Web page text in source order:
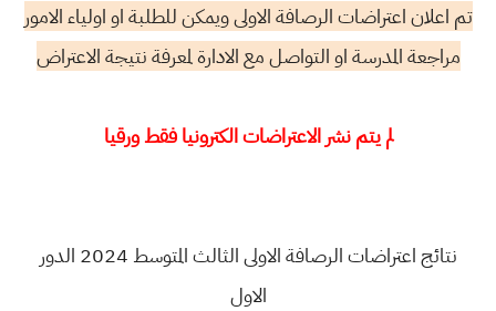
تم اعلان اعتراضات الرصافة الاولى ويمكن للطلبة او اولياء الامور
مراجعة المدرسة او التواصل مع الادارة لمعرفة نتيجة الاعتراض
لم يتم نشر الاعتراضات الكترونيا فقط ورقيا
نتائج اعتراضات الرصافة الاولى الثالث المتوسط 2024 الدور
الاول